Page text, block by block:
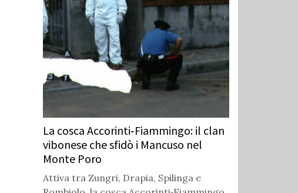
La cosca Accorinti‑Fiammingo: il clan
vibonese che sfidò i Mancuso nel
Monte Poro
Attiva tra Zungri, Drapia, Spilinga e